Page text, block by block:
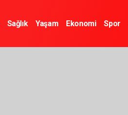
Sağlık Yaşam Ekonomi Spor